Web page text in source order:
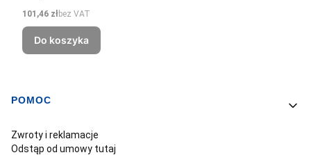
Cena
101,46 złbez VAT
Do koszyka
Linki w stopce
POMOC
Zwroty i reklamacje
Odstąp od umowy tutaj